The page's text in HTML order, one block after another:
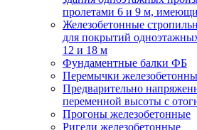
пролетами 6 и 9 м,
Железобетонные
для покрытий
12 и 18 м
Фундаментные балки ФБ
Перемычки
Предварительно
переменной высоты с
Прогоны железобетонные
Ригели железобетонные